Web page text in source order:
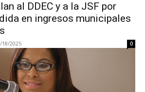
al DDEC y a la JSF por
en ingresos municipales
18/2025 0